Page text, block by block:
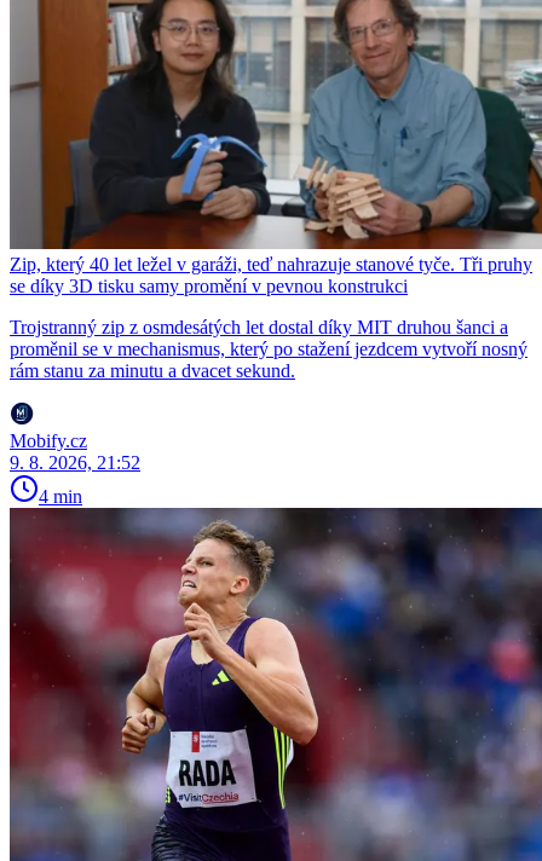
Zip, který 40 let ležel v garáži, teď nahrazuje stanové tyče. Tři pruhy
se díky 3D tisku samy promění v pevnou konstrukci
Trojstranný zip z osmdesátých let dostal díky MIT druhou šanci a
proměnil se v mechanismus, který po stažení jezdcem vytvoří nosný
rám stanu za minutu a dvacet sekund.
Mobify.cz
9. 8. 2026, 21:52
4 min